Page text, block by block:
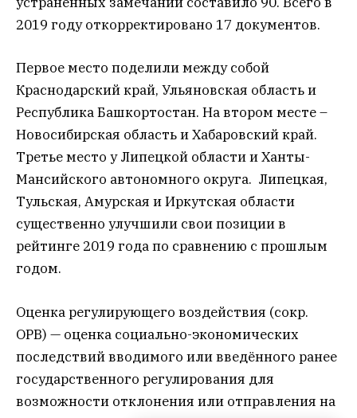
2019 году откорректировано 17 документов.
Первое место поделили между собой
Краснодарский край, Ульяновская область и
Республика Башкортостан. На втором месте –
Новосибирская область и Хабаровский край.
Третье место у Липецкой области и Ханты-
Мансийского автономного округа. Липецкая,
Тульская, Амурская и Иркутская области
существенно улучшили свои позиции в
рейтинге 2019 года по сравнению с прошлым
годом.
Оценка регулирующего воздействия (сокр.
ОРВ) — оценка социально-экономических
последствий вводимого или введённого ранее
государственного регулирования для
возможности отклонения или отправления на